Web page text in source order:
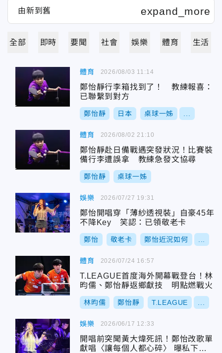
全部 即時 要聞 社會 娛樂 體育 生活
體育
鄭怡靜行李箱找到了！ 教練報喜：
已聯繫到對方
鄭怡靜 日本 桌球一姊
2026/08/03 11:14
體育
鄭怡靜赴日備戰遇突發狀況！比賽裝
備行李遭誤拿 教練急發文協尋
鄭怡靜 桌球一姊
2026/08/02 21:10
娛樂
鄭怡開唱穿「薄紗透視裝」自豪45年
不降Key 笑認：已領敬老卡
鄭怡 敬老卡 鄭怡近況如何
2026/07/27 19:31
體育
T.LEAGUE首度海外開幕戰登台！林
昀儒、鄭怡靜返鄉獻技 明點燃戰火
林昀儒 鄭怡靜 T.LEAGUE
2026/07/24 16:57
娛樂
開唱前突聞黃大煒死訊！鄭怡改歌單
獻唱〈讓每個人都心碎〉 曝私下好
2026/06/17 12:33